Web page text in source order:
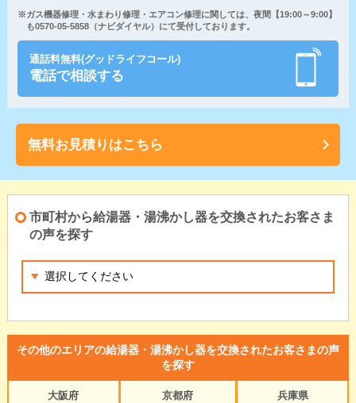
※ガス機器修理・水まわり修理・エアコン修理に関しては、夜間【19:00～9:00】
も0570-05-5858（ナビダイヤル）にて受付しております。
通話料無料(グッドライフコール)
電話で相談する
無料お見積りはこちら
市町村から給湯器・湯沸かし器を交換されたお客さま
の声を探す
その他のエリアの給湯器・湯沸かし器を交換されたお客さまの声
を探す
大阪府
京都府
兵庫県